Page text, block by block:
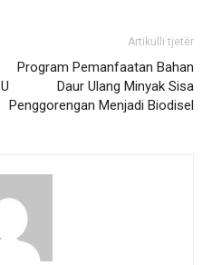
Artikulli tjetër
Program Pemanfaatan Bahan
Daur Ulang Minyak Sisa
Penggorengan Menjadi Biodisel